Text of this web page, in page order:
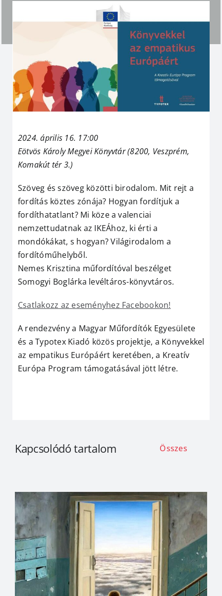
2024. április 16. 17:00
Eötvös Károly Megyei Könyvtár(8200, Veszprém,
Komakút tér 3.)
Szöveg és szöveg közötti birodalom. Mit rejt a
fordítás köztes zónája? Hogyan fordítjuk a
fordíthatatlant? Mi köze a valenciai
nemzettudatnak az IKEÁhoz, ki érti a
mondókákat, s hogyan? Világirodalom a
fordítóműhelyből.
Nemes Krisztina műfordítóval beszélget
Somogyi Boglárka levéltáros-könyvtáros.
Csatlakozz az eseményhez Facebookon!
A rendezvény a Magyar Műfordítók Egyesülete
és a Typotex Kiadó közös projektje, a Könyvekkel
az empatikus Európáért keretében, a Kreatív
Európa Program támogatásával jött létre.
Kapcsolódó tartalom Összes